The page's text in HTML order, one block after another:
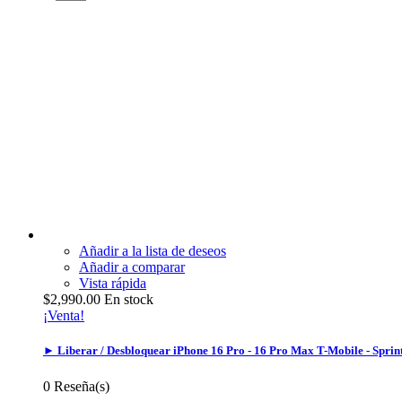
Añadir a la lista de deseos
Añadir a comparar
Vista rápida
$2,990.00 En stock
¡Venta!
► Liberar / Desbloquear iPhone 16 Pro - 16 Pro Max T-Mobile -
0 Reseña(s)